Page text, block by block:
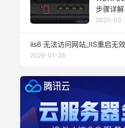
步骤详解
2025-
iis6 无法访问网站_IIS重启无效
2026-01-26